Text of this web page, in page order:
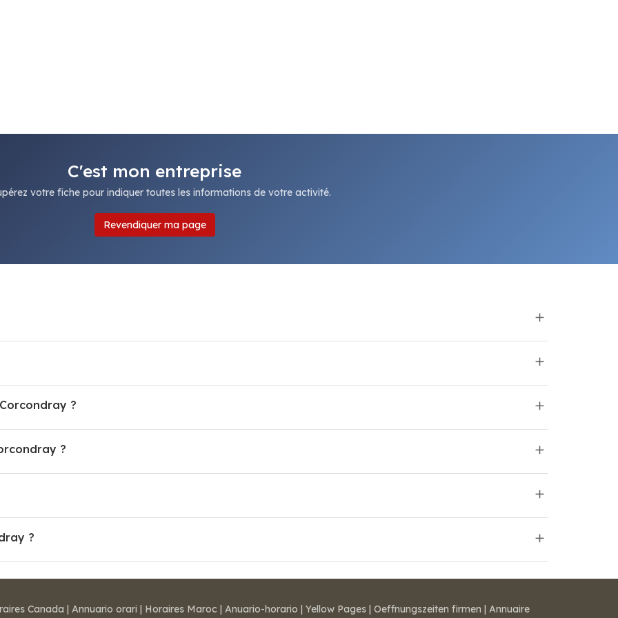
C'est mon entreprise
votre fiche pour indiquer toutes les informations de votre activité.
Revendiquer ma page
?
?
?
Canada | Annuario orari | Horaires Maroc | Anuario-horario | Yellow Pages | Oeffnungszeiten firmen | Annuaire